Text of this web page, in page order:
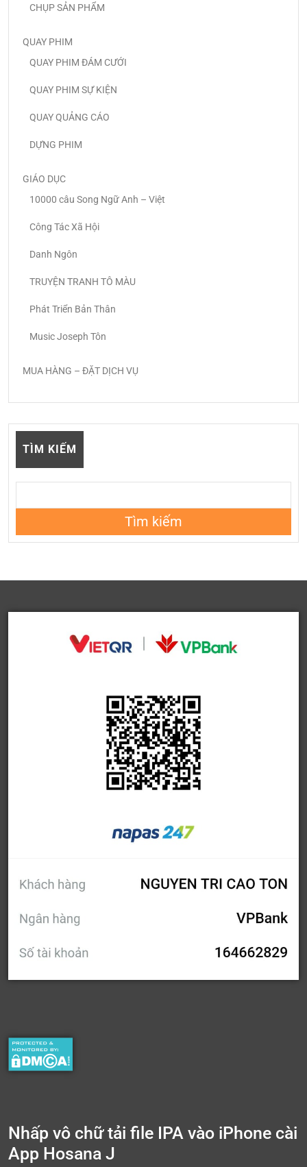
CHỤP SẢN PHẨM
QUAY PHIM
QUAY PHIM ĐÁM CƯỚI
QUAY PHIM SỰ KIỆN
QUAY QUẢNG CÁO
DỰNG PHIM
GIÁO DỤC
10000 câu Song Ngữ Anh – Việt
Công Tác Xã Hội
Danh Ngôn
TRUYỆN TRANH TÔ MÀU
Phát Triển Bản Thân
Music Joseph Tôn
MUA HÀNG – ĐẶT DỊCH VỤ
TÌM KIẾM
Tìm kiếm
Nhấp vô chữ tải file IPA vào iPhone cài
App Hosana J